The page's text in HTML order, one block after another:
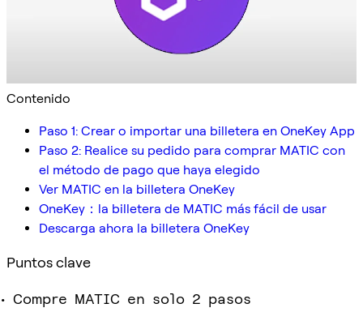
Contenido
Paso 1: Crear o importar una billetera en OneKey App
Paso 2: Realice su pedido para comprar MATIC con
el método de pago que haya elegido
Ver MATIC en la billetera OneKey
OneKey：la billetera de MATIC más fácil de usar
Descarga ahora la billetera OneKey
Puntos clave
Compre MATIC en solo 2 pasos